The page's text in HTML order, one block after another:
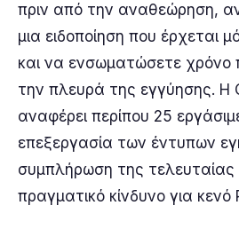
πριν από την αναθεώρηση,
μια ειδοποίηση που έρχεται
και να ενσωματώσετε χρόνο
την πλευρά της εγγύησης. Η
αναφέρει περίπου 25
επεξεργασία των έντυπων
συμπλήρωση της τελευταίας
πραγματικό κίνδυνο για κενό